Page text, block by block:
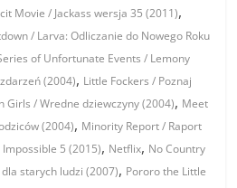
Movie / Jackass wersja 35 (2011),
/ Larva: Odliczanie do Nowego Roku
of Unfortunate Events / Lemony
(2004), Little Fockers / Poznaj
Girls / Wredne dziewczyny (2004), Meet
(2004), Minority Report / Raport
5 (2015), Netflix, No Country
starych ludzi (2007), Pororo the Little